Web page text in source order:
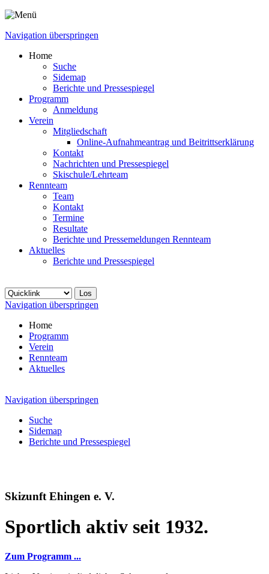
Navigation überspringen
Home
Suche
Sidemap
Berichte und Pressespiegel
Programm
Anmeldung
Verein
Mitgliedschaft
Online-Aufnahmeantrag und Beitrittserklärung
Kontakt
Nachrichten und Pressespiegel
Skischule/Lehrteam
Rennteam
Team
Kontakt
Termine
Resultate
Berichte und Pressemeldungen Rennteam
Aktuelles
Berichte und Pressespiegel
Navigation überspringen
Home
Programm
Verein
Rennteam
Aktuelles
Navigation überspringen
Suche
Sidemap
Berichte und Pressespiegel
Skizunft Ehingen e. V.
Sportlich aktiv seit 1932.
Zum Programm ...